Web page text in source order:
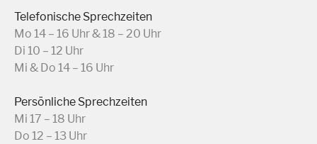
Telefonische Sprechzeiten
Mo 14 – 16 Uhr & 18 – 20 Uhr
Di 10 – 12 Uhr
Mi & Do 14 – 16 Uhr
Persönliche Sprechzeiten
Mi 17 – 18 Uhr
Do 12 – 13 Uhr